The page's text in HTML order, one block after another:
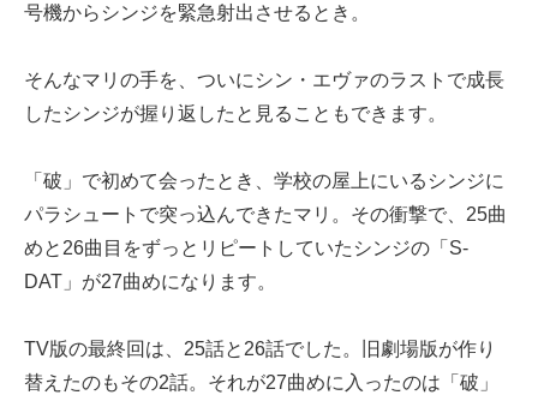
号機からシンジを緊急射出させるとき。
そんなマリの手を、ついにシン・エヴァのラストで成長
したシンジが握り返したと見ることもできます。
「破」で初めて会ったとき、学校の屋上にいるシンジに
パラシュートで突っ込んできたマリ。その衝撃で、25曲
めと26曲目をずっとリピートしていたシンジの「S-
DAT」が27曲めになります。
TV版の最終回は、25話と26話でした。旧劇場版が作り
替えたのもその2話。それが27曲めに入ったのは「破」